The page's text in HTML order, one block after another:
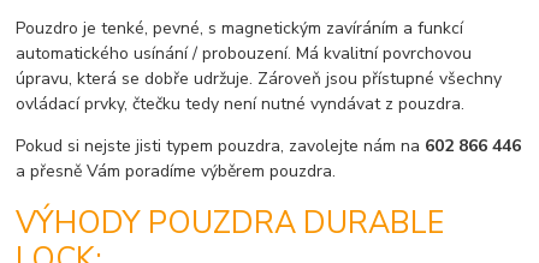
Pouzdro je tenké, pevné, s magnetickým zavíráním a funkcí
automatického usínání / probouzení. Má kvalitní povrchovou
úpravu, která se dobře udržuje. Zároveň jsou přístupné všechny
ovládací prvky, čtečku tedy není nutné vyndávat z pouzdra.
Pokud si nejste jisti typem pouzdra, zavolejte nám na 602 866 446
a přesně Vám poradíme výběrem pouzdra.
VÝHODY POUZDRA DURABLE